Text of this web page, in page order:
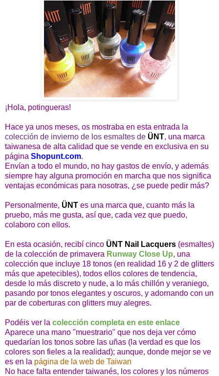
¡Hola, potingueras!
Hace ya unos meses, os mostraba en esta entrada la
colección de invierno de los esmaltes de ÜNT, una marca
taiwanesa de alta calidad que se vende en exclusiva en su
página Shopunt.com.
Envían a todo el mundo, no hay gastos de envío, y además
siempre hay alguna promoción en marcha que nos significa
ventajas económicas para nosotras, ¿se puede pedir más?
Personalmente, ÜNT es una marca que, cuanto más la
pruebo, más me gusta, así que, cada vez que puedo,
colaboro con ellos.
En esta ocasión, recibí cinco ÜNT Nail Lacquers (esmaltes)
de la colección de primavera Runway Close Up, una
colección que incluye 18 tonos (en realidad 16 y 2 de glitters
más que apetecibles), todos ellos colores de tendencia,
desde lo más discreto y nude, a lo más chillón y veraniego,
pasando por tonos elegantes y oscuros, y adornando con un
par de coberturas con glitters muy alegres.
Podéis ver la colección completa en este enlace
Aparece una mano "muestrario" que nos deja ver cómo
quedarían los tonos sobre las uñas (la verdad es que los
colores son fieles a la realidad); aunque, donde mejor se ve
es en la página de la web de Taiwan
No hace falta entender taiwanés, los colores y los números